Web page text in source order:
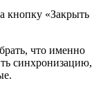
кнопку «Закрыть
что именно
синхронизацию,